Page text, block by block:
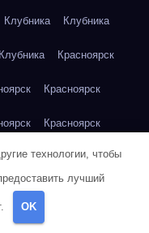
Клубника Клубника
Клубника Красноярск
Красноярск
Красноярск
Красноярск
Кукуруза
Кукуруза
технологии, чтобы
лучший
OK